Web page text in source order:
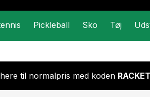
Pickleball Sko Tøj
til normalpris med koden